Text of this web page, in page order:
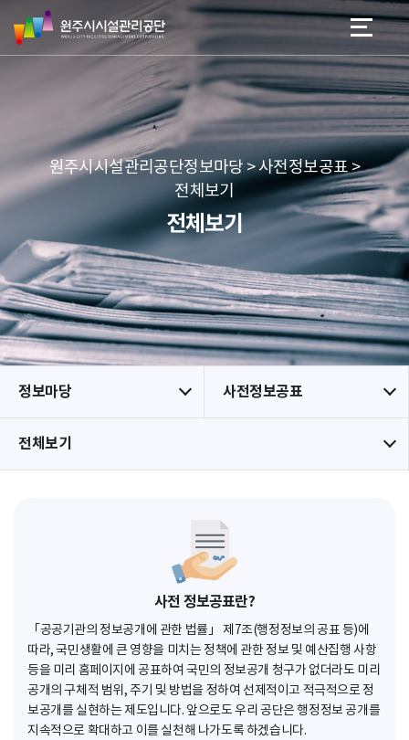
네
본문 바로가기
메뉴 바로가기
원
주
시
리
공
단
원주시시설관리공단정보마당 > 사전정보공표 >
전체보기
전체보기
정보마당 사전정보공표
전체보기
사전 정보공표란?
「공공기관의 정보공개에 관한 법률」 제7조(행정정보의 공표 등)에
따라, 국민생활에 큰 영향을 미치는 정책에 관한 정보 및 예산집행 사항
등을 미리 홈페이지에 공표하여 국민의 정보공개 청구가 없더라도 미리
공개의 구체적 범위, 주기 및 방법을 정하여 선제적이고 적극적으로 정
보공개를 실현하는 제도입니다. 앞으로도 우리 공단은 행정정보 공개를
지속적으로 확대하고 이를 실천해 나가도록 하겠습니다.